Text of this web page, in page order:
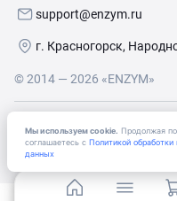
Мы используем cookie. Продолжая
соглашаетесь с Политикой
данных
support@enzym.ru
г. Красногорск,
© 2014 — 2026 «ENZYM»
на получение
материалов